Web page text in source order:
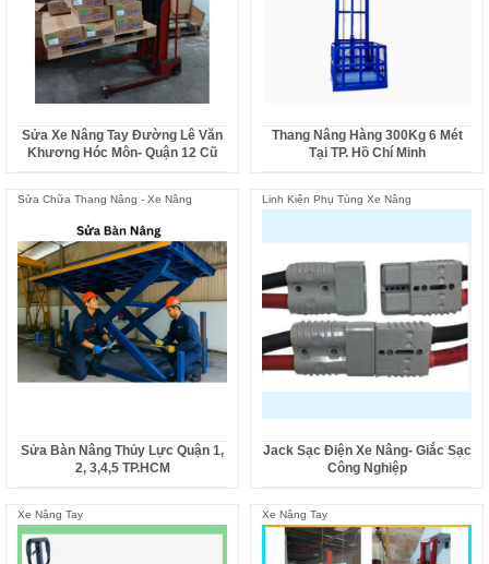
Sửa Xe Nâng Tay Đường Lê Văn
Khương Hóc Môn- Quận 12 Cũ
Thang Nâng Hàng 300Kg 6 Mét
Tại TP. Hồ Chí Minh
Sửa Chữa Thang Nâng - Xe Nâng
Sửa Bàn Nâng Thủy Lực Quận 1,
2, 3,4,5 TP.HCM
Linh Kiện Phụ Tùng Xe Nâng
Jack Sạc Điện Xe Nâng- Giắc Sạc
Công Nghiệp
Xe Nâng Tay Xe Nâng Tay